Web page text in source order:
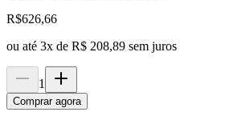
R$626,66
ou até 3x de R$ 208,89 sem juros
1
Comprar agora